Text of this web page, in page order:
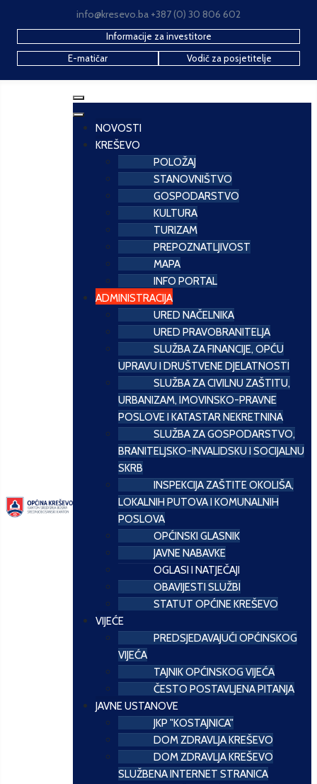
info@kresevo.ba +387 (0) 30 806 602
Informacije za investitore
E-matičar
Vodič za posjetitelje
NOVOSTI
KREŠEVO
POLOŽAJ
STANOVNIŠTVO
GOSPODARSTVO
KULTURA
TURIZAM
PREPOZNATLJIVOST
MAPA
INFO PORTAL
ADMINISTRACIJA
URED NAČELNIKA
URED PRAVOBRANITELJA
SLUŽBA ZA FINANCIJE, OPĆU
UPRAVU I DRUŠTVENE DJELATNOSTI
SLUŽBA ZA CIVILNU ZAŠTITU,
URBANIZAM, IMOVINSKO-PRAVNE
POSLOVE I KATASTAR NEKRETNINA
SLUŽBA ZA GOSPODARSTVO,
BRANITELJSKO-INVALIDSKU I SOCIJALNU
SKRB
INSPEKCIJA ZAŠTITE OKOLIŠA,
LOKALNIH PUTOVA I KOMUNALNIH
POSLOVA
OPĆINSKI GLASNIK
JAVNE NABAVKE
OGLASI I NATJEČAJI
OBAVIJESTI SLUŽBI
STATUT OPĆINE KREŠEVO
VIJEĆE
PREDSJEDAVAJUĆI OPĆINSKOG
VIJEĆA
TAJNIK OPĆINSKOG VIJEĆA
ČESTO POSTAVLJENA PITANJA
JAVNE USTANOVE
JKP "KOSTAJNICA"
DOM ZDRAVLJA KREŠEVO
DOM ZDRAVLJA KREŠEVO
SLUŽBENA INTERNET STRANICA